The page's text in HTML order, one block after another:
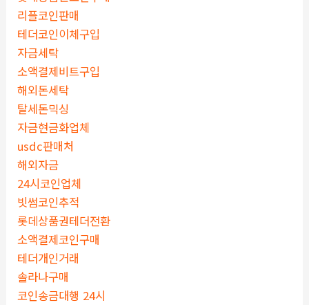
리플코인판매
테더코인이체구입
자금세탁
소액결제비트구입
해외돈세탁
탈세돈믹싱
자금현금화업체
usdc판매처
해외자금
24시코인업체
빗썸코인추적
롯데상품권테더전환
소액결제코인구매
테더개인거래
솔라나구매
코인송금대행 24시